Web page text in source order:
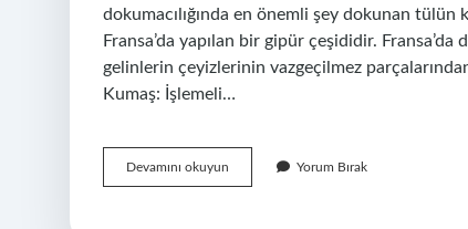
dokumacılığında en önemli şey dokunan
Fransa’da yapılan bir gipür çeşididir.
gelinlerin çeyizlerinin vazgeçilmez
Kumaş: İşlemeli…
Devamını okuyun Kordone
Dantel
Yorum Bırak